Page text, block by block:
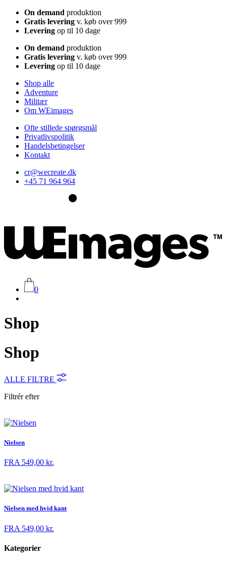
On demand produktion
Gratis levering v. køb over 999
Levering op til 10 dage
On demand produktion
Gratis levering v. køb over 999
Levering op til 10 dage
Shop alle
Adventure
Militær
Om WEimages
Ofte stillede spørgsmål
Privatlivspolitik
Handelsbetingelser
Kontakt
cr@wecreate.dk
+45 71 964 964
0
Shop
Shop
ALLE FILTRE
Filtrér efter
Nielsen
FRA 549,00 kr.
Nielsen med hvid kant
FRA 549,00 kr.
Kategorier